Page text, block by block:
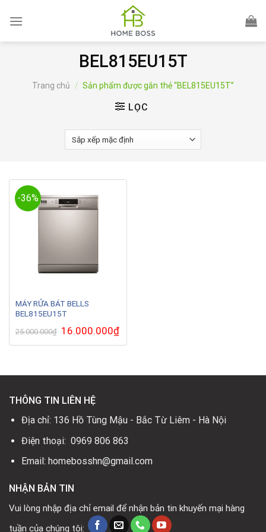
BEL815EU15T
Trang chủ / Sản phẩm được gắn thẻ “BEL815EU15T”
LỌC
-36%
MÁY RỬA BÁT BELLS
BEL815EU15T
25.000.000₫ Giá
gốc
là:
16.000.000₫Giá
hiện
tại
THÔNG TIN LIÊN HỆ
Địa chỉ: 136 Hồ Tùng Mậu - Bắc Từ Liêm - Hà Nội
Điện thoại: 0969 806 863
Email: homebosshn@gmail.com
NHẬN BẢN TIN
Vui lòng nhập địa chỉ email để nhận bản tin khuyến mại hàng
tuần của chúng tôi: